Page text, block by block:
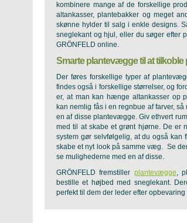
kombinere mange af de forskellige
altankasser, plantebakker og meget
skønne hylder til salg i enkle designs.
sneglekant og hjul, eller du søger efter
GRÖNFELD online.
Smarte plantevægge til at tilkoble
Der føres forskellige typer af
findes også i forskellige størrelser, og
er, at man kan hænge altankasser op
kan nemlig fås i en regnbue af farver,
en af disse plantevægge. Giv ethvert
med til at skabe et grønt hjørne. De er
system gør selvfølgelig, at du også kan
skabe et nyt look på samme væg. Se
se mulighederne med en af disse.
GRÖNFELD fremstiller plantevægge,
bestille et højbed med sneglekant.
perfekt til dem der leder efter